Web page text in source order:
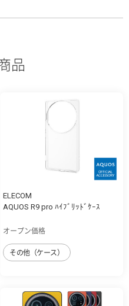
品
ELECOM
AQUOS R9 pro ﾊｲﾌﾞﾘｯﾄﾞｹｰｽ
オープン価格
その他（ケース）